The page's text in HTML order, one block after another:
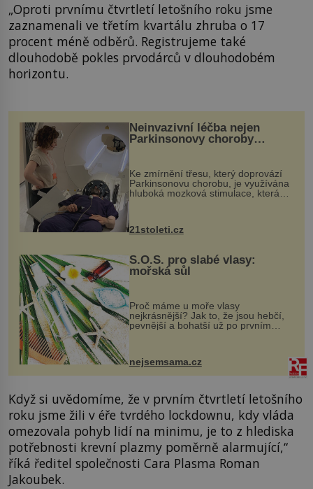
„Oproti prvnímu čtvrtletí letošního roku jsme
zaznamenali ve třetím kvartálu zhruba o 17
procent méně odběrů. Registrujeme také
dlouhodobě pokles prvodárců v dlouhodobém
horizontu.
Neinvazivní léčba nejen
Parkinsonovy choroby
Ke zmírnění třesu, který doprovází
Parkinsonovu chorobu, je využívána
hluboká mozková stimulace, která
však vyžaduje vysoce invazivní
zákrok. Ultrazvuk zase není vhodný
k dostatečně přesnému zacílení ...
21stoleti.cz
S.O.S. pro slabé vlasy:
mořská sůl
Proč máme u moře vlasy
nejkrásnější? Jak to, že jsou hebčí,
pevnější a bohatší už po prvním
vlasy. ...
nejsemsama.cz
Když si uvědomíme, že v prvním čtvrtletí letošního
roku jsme žili v éře tvrdého lockdownu, kdy vláda
omezovala pohyb lidí na minimu, je to z hlediska
potřebnosti krevní plazmy poměrně alarmující,“
říká ředitel společnosti Cara Plasma Roman
Jakoubek.